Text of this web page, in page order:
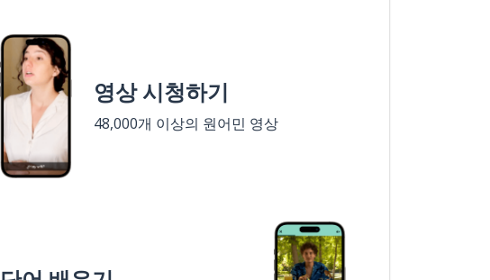
영상 시청하기
48,000개 이상의 원어민 영상